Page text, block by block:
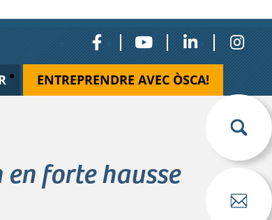
ENTREPRENDRE AVEC ÒSCA!
forte hausse